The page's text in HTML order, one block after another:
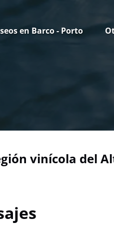
en Barco - Porto
Paseos en Barco - Porto Menu
vinícola del